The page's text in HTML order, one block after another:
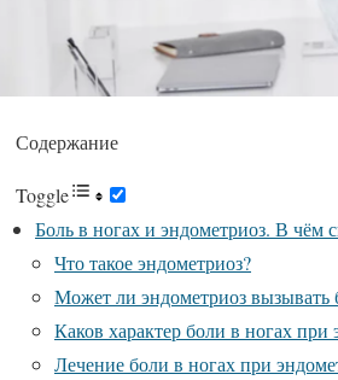
Содержание
Toggle
Боль в ногах и эндометриоз. В чём
Что такое эндометриоз?
Может ли эндометриоз вызывать
Каков характер боли в ногах при
Лечение боли в ногах при